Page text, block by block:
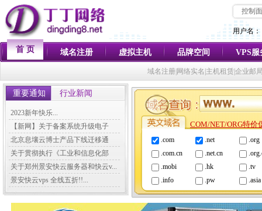
控制
用户名：
首 页 域名注册 虚拟主机 品牌空间 VPS服
域名注册|网络实名|主机租赁|企业邮
重要通知 行业新闻
2023新年快乐...
【新网】关于备案系统升级电子
化...
北京息壤云博士产品下线迁移通
知...
关于贯彻执行《工业和信息化部
关...
关于郑州景安快云服务器和快云v...
景安快云vps 全线五折!!...
COM/NET/ORG特
.com .net
.org
.com.cn
.net.cn
.mobi
.hk
.tv
.info
.pw .asia